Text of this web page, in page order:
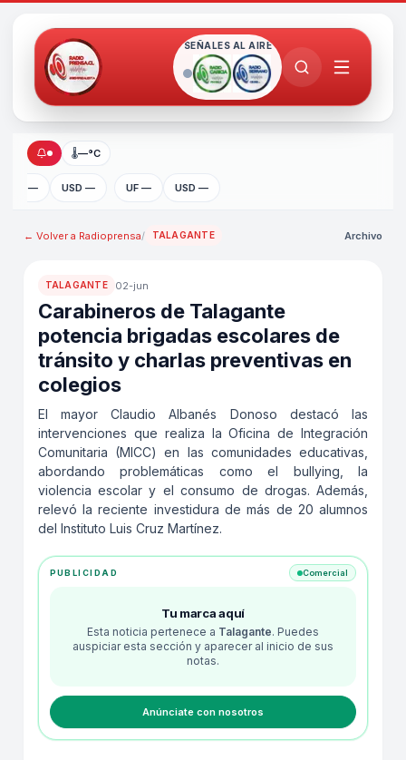
SEÑALES AL AIRE
🌡—°C
UF — USD — UF — USD —
← Volver a Radioprensa/ TALAGANTE Archivo
TALAGANTE 02-jun
Carabineros de Talagante
potencia brigadas escolares de
tránsito y charlas preventivas en
colegios
El mayor Claudio Albanés Donoso destacó las
intervenciones que realiza la Oficina de Integración
Comunitaria (MICC) en las comunidades educativas,
abordando problemáticas como el bullying, la
violencia escolar y el consumo de drogas. Además,
relevó la reciente investidura de más de 20 alumnos
del Instituto Luis Cruz Martínez.
PUBLICIDAD Comercial
Tu marca aquí
Esta noticia pertenece a Talagante. Puedes
auspiciar esta sección y aparecer al inicio de sus
notas.
Anúnciate con nosotros